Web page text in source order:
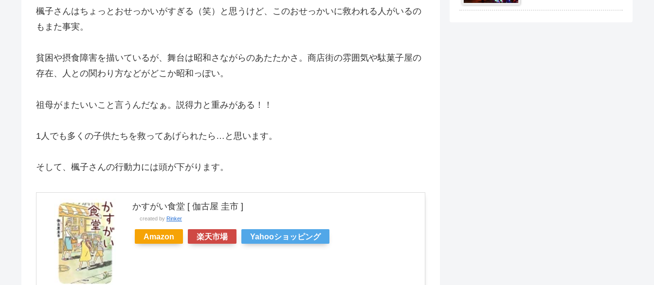
楓子さんはちょっとおせっかいがすぎる（笑）と思うけど、このおせっかいに救われる人がいるの
もまた事実。
貧困や摂食障害を描いているが、舞台は昭和さながらのあたたかさ。商店街の雰囲気や駄菓子屋の
存在、人との関わり方などがどこか昭和っぽい。
祖母がまたいいこと言うんだなぁ。説得力と重みがある！！
1人でも多くの子供たちを救ってあげられたら…と思います。
そして、楓子さんの行動力には頭が下がります。
かすがい食堂 [ 伽古屋 圭市 ]
created by Rinker
Amazon 楽天市場 Yahooショッピング